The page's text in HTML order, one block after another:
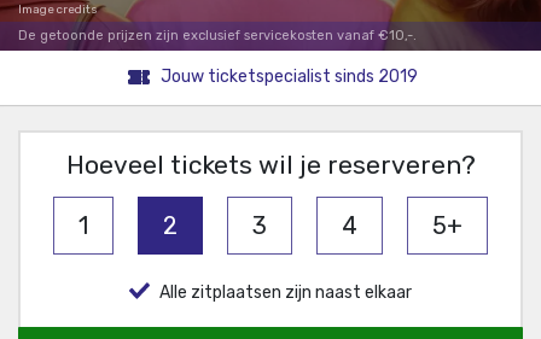
Image credits
De getoonde prijzen zijn exclusief servicekosten vanaf €10,-.
Jouw ticketspecialist sinds 2019
Hoeveel tickets wil je reserveren?
1 2 3 4 5+
Alle zitplaatsen zijn naast elkaar